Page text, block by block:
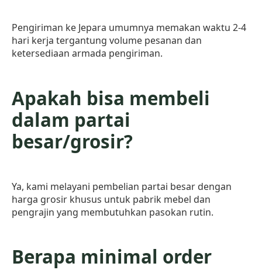
Pengiriman ke Jepara umumnya memakan waktu 2-4
hari kerja tergantung volume pesanan dan
ketersediaan armada pengiriman.
Apakah bisa membeli
dalam partai
besar/grosir?
Ya, kami melayani pembelian partai besar dengan
harga grosir khusus untuk pabrik mebel dan
pengrajin yang membutuhkan pasokan rutin.
Berapa minimal order